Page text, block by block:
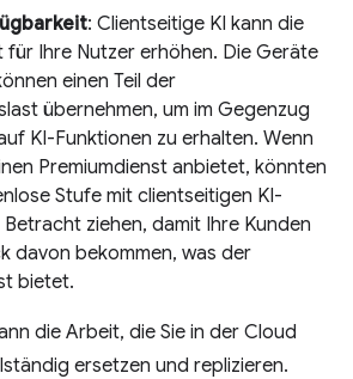
: Clientseitige KI kann die
für Ihre Nutzer erhöhen. Die Geräte
einen Teil der
übernehmen, um im Gegenzug
KI-Funktionen zu erhalten. Wenn
Premiumdienst anbietet, könnten
Stufe mit clientseitigen KI-
Betracht ziehen, damit Ihre Kunden
davon bekommen, was der
bietet.
die Arbeit, die Sie in der Cloud
ersetzen und replizieren.